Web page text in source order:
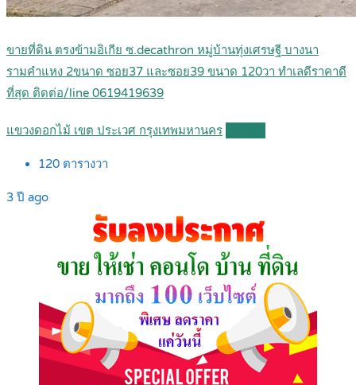
ขายที่ดิน ตรงข้ามอิเกีย ซ.decathron หมู่บ้านทุ่งเศรษฐี บางนา
รามคำแหง 2ขนาด ซอย37 และซอย39 ขนาด 120วา ทำเลดีราคาดี
ที่สุด ติดต่อ/line 0619419639
แขวงดอกไม้ เขต ประเวศ กรุงเทพมหานคร
120 ตารางวา
3 ปี ago